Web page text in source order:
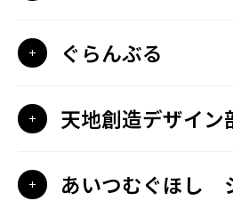
ぐらんぶる
天地創造デザイン
あいつむぐほし